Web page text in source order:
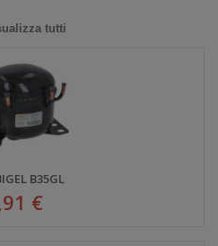
tutti
B35GL
€